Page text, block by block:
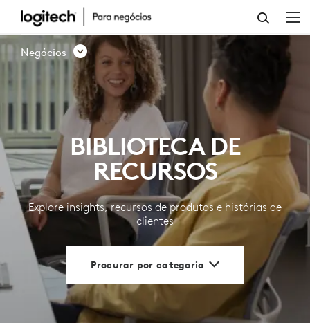
BIBLIOTECA
DE
RECURSOS
LOGITECH
PARA
EMPRESAS
Negócios
BIBLIOTECA DE
RECURSOS
Explore insights, recursos de produtos e histórias de
clientes
Procurar por categoria